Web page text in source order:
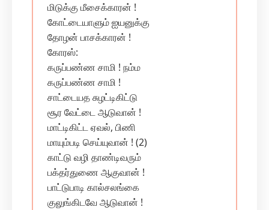
மிடுக்கு மீசைக்காரன் !
கோட்டையாளும் ஐயனுக்கு
தோழன் பாசக்காரன் !
கோரஸ்:
கருப்பண்ண சாமி ! நம்ம
கருப்பண்ண சாமி !
சாட்டையத சுழட்டிகிட்டு
சூர வேட்டை ஆடுவான் !
மாட்டிகிட்ட ஏவல், பிணி
மாயும்படி செய்யுவான் ! (2)
காட்டு வழி தாண்டிவரும்
பக்தர்துணை ஆகுவான் !
பாட்டுபாடி கால்சலங்கை
குலுங்கிடவே ஆடுவான் !